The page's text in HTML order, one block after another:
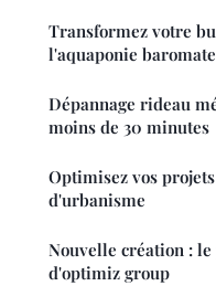
Transformez votre
l'aquaponie baromate
Dépannage rideau
moins de 30 minutes
Optimisez vos
d'urbanisme
Nouvelle création :
d'optimiz group